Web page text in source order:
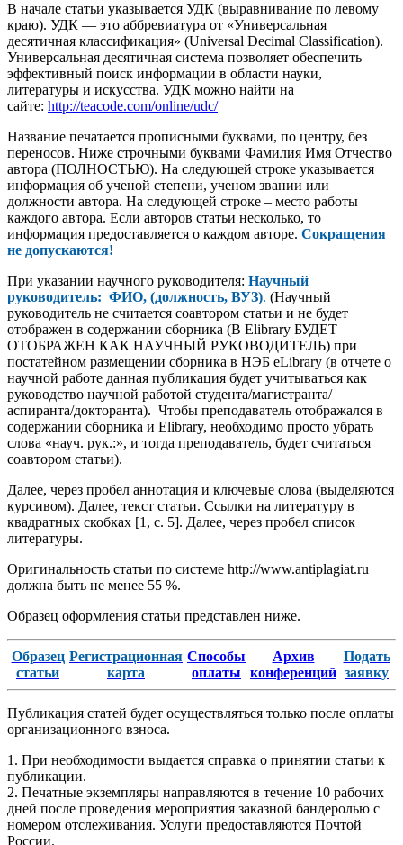
В начале статьи указывается УДК (выравнивание по левому
краю). УДК — это аббревиатура от «Универсальная
десятичная классификация» (Universal Decimal Classification).
Универсальная десятичная система позволяет обеспечить
эффективный поиск информации в области науки,
литературы и искусства. УДК можно найти на
сайте: http://teacode.com/online/udc/
Название печатается прописными буквами, по центру, без
переносов. Ниже строчными буквами Фамилия Имя Отчество
автора (ПОЛНОСТЬЮ). На следующей строке указывается
информация об ученой степени, ученом звании или
должности автора. На следующей строке – место работы
каждого автора. Если авторов статьи несколько, то
информация предоставляется о каждом авторе. Сокращения
не допускаются!
При указании научного руководителя: Научный
руководитель: ФИО, (должность, ВУЗ). (Научный
руководитель не считается соавтором статьи и не будет
отображен в содержании сборника (В Elibrary БУДЕТ
ОТОБРАЖЕН КАК НАУЧНЫЙ РУКОВОДИТЕЛЬ) при
постатейном размещении сборника в НЭБ eLibrary (в отчете о
научной работе данная публикация будет учитываться как
руководство научной работой студента/магистранта/
аспиранта/докторанта). Чтобы преподаватель отображался в
содержании сборника и Elibrary, необходимо просто убрать
слова «науч. рук.:», и тогда преподаватель, будет считаться
соавтором статьи).
Далее, через пробел аннотация и ключевые слова (выделяются
курсивом). Далее, текст статьи. Ссылки на литературу в
квадратных скобках [1, с. 5]. Далее, через пробел список
литературы.
Оригинальность статьи по системе http://www.antiplagiat.ru
должна быть не менее 55 %.
Образец оформления статьи представлен ниже.
Образец
статьи
Регистрационная
карта
Способы
оплаты
Архив
конференций
Подать
заявку
Публикация статей будет осуществляться только после оплаты
организационного взноса.
1. При необходимости выдается справка о принятии статьи к
публикации.
2. Печатные экземпляры направляются в течение 10 рабочих
дней после проведения мероприятия заказной бандеролью с
номером отслеживания. Услуги предоставляются Почтой
России.